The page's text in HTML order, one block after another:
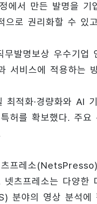
에서 만든 발명을
으로 권리화할 수
발명보상 우수기업
서비스에 적용하는
적화·경량화와 AI
허를 확보했다. 주
프레소
츠프레소는 다양한
분야의 영상 분석에